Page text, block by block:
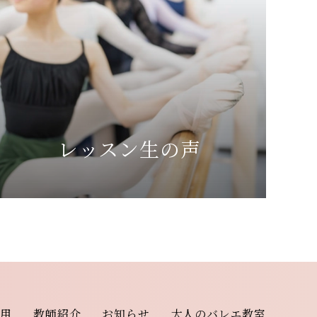
レッスン生の声